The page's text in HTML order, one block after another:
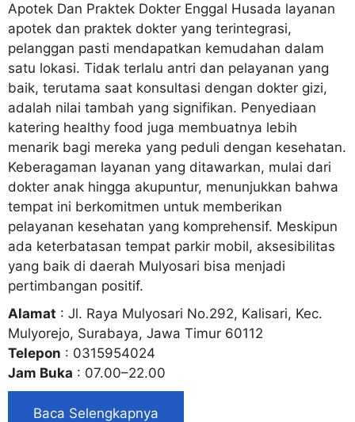
Apotek Dan Praktek Dokter Enggal Husada layanan
apotek dan praktek dokter yang terintegrasi,
pelanggan pasti mendapatkan kemudahan dalam
satu lokasi. Tidak terlalu antri dan pelayanan yang
baik, terutama saat konsultasi dengan dokter gizi,
adalah nilai tambah yang signifikan. Penyediaan
katering healthy food juga membuatnya lebih
menarik bagi mereka yang peduli dengan kesehatan.
Keberagaman layanan yang ditawarkan, mulai dari
dokter anak hingga akupuntur, menunjukkan bahwa
tempat ini berkomitmen untuk memberikan
pelayanan kesehatan yang komprehensif. Meskipun
ada keterbatasan tempat parkir mobil, aksesibilitas
yang baik di daerah Mulyosari bisa menjadi
pertimbangan positif.
Alamat : Jl. Raya Mulyosari No.292, Kalisari, Kec.
Mulyorejo, Surabaya, Jawa Timur 60112
Telepon : 0315954024
Jam Buka : 07.00–22.00
Baca Selengkapnya